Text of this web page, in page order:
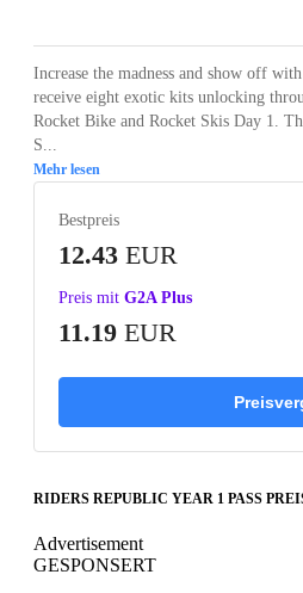
Increase the madness and show off
receive eight exotic kits unlocking
Rocket Bike and Rocket Skis Day 1.
S...
Mehr lesen
Bestpreis
12.43 EUR
Preis mit G2A Plus
11.19 EUR
RIDERS REPUBLIC YEAR 1 PASS
Advertisement
GESPONSERT